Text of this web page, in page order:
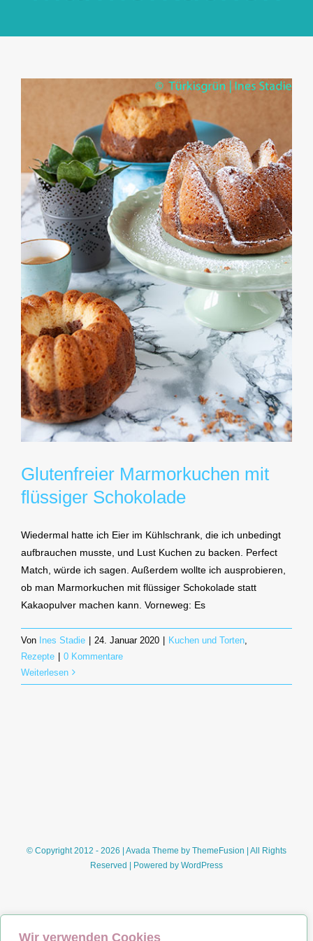
Wir verwenden Cookies
Kontakt
Glutenfreier Marmorkuchen mit
flüssiger Schokolade
Wiedermal hatte ich Eier im Kühlschrank, die ich unbedingt
aufbrauchen musste, und Lust Kuchen zu backen. Perfect
Match, würde ich sagen. Außerdem wollte ich ausprobieren,
ob man Marmorkuchen mit flüssiger Schokolade statt
Kakaopulver machen kann. Vorneweg: Es
Von Ines Stadie | 24. Januar 2020 | Kuchen und Torten
Rezepte | 0 Kommentare
Weiterlesen
© Copyright 2012 - 2026 | Avada Theme by ThemeFusion | All Rights
Reserved | Powered by WordPress